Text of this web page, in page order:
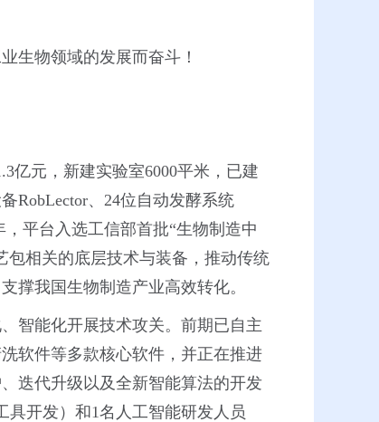
生物领域的发展而奋斗！
亿元，新建实验室6000平米，已建
RobLector、24位自动发酵系统
平台入选工信部首批“生物制造中
包相关的底层技术与装备，推动传统
撑我国生物制造产业高效转化。
智能化开展技术攻关。前期已自主
软件等多款核心软件，并正在推进
迭代升级以及全新智能算法的开发
开发）和1名人工智能研发人员